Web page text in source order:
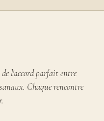
l'accord parfait entre
Chaque rencontre